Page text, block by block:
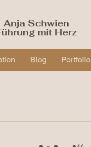
Anja Schwien
mit Herz
Blog Portfolio